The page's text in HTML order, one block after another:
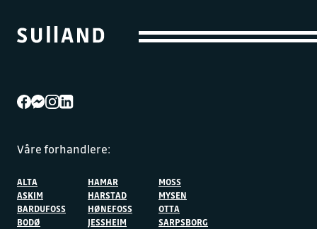
Våre forhandlere:
ALTA
ASKIM
BARDUFOSS
BODØ
HAMAR
HARSTAD
HØNEFOSS
JESSHEIM
MOSS
MYSEN
OTTA
SARPSBORG